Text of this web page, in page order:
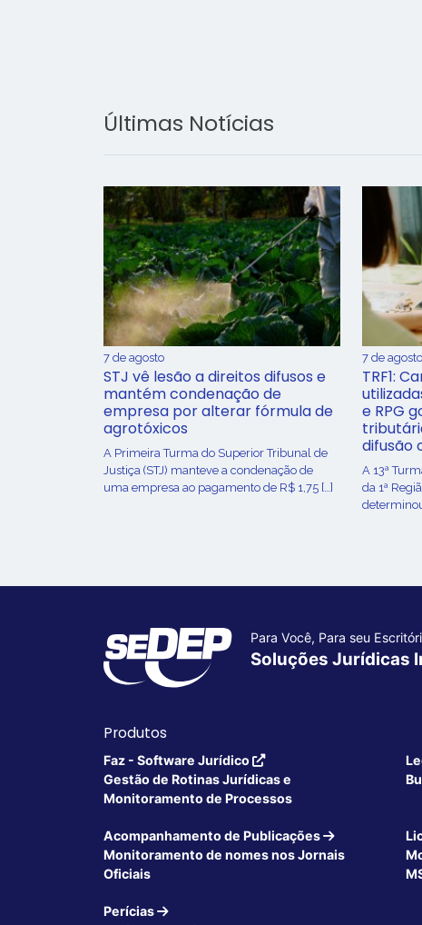
Últimas Notícias
7 de agosto
STJ vê lesão a direitos difusos e
mantém condenação de
empresa por alterar fórmula de
agrotóxicos
​A Primeira Turma do Superior Tribunal de
Justiça (STJ) manteve a condenação de
uma empresa ao pagamento de R$ 1,75 […]
7 de agosto
TRF1:
e RPG
difusão
A 13ª
da 1ª
Para Você, Para seu
Soluções Jurídicas
Produtos
Faz - Software Jurídico
Gestão de Rotinas Jurídicas e
Monitoramento de Processos
Acompanhamento de Publicações
Monitoramento de nomes nos Jornais
Oficiais
Perícias